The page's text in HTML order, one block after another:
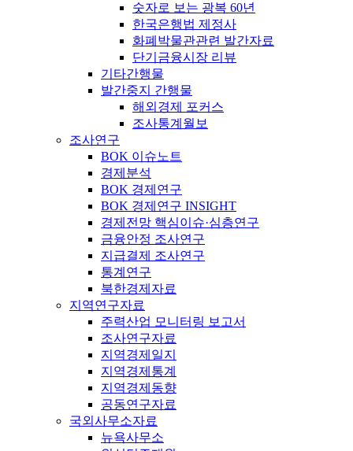
숫자로 보는 광복 60년
한국은행법 제정사
화폐박물관관련 발간자료
단기금융시장 리뷰
기타간행물
발간중지 간행물
해외경제 포커스
조사통계월보
조사연구
BOK 이슈노트
경제분석
BOK 경제연구
BOK 경제연구 INSIGHT
경제전망 핵심이슈·심층연구
금융안정 조사연구
지급결제 조사연구
통계연구
북한경제자료
지역연구자료
주력산업 모니터링 보고서
조사연구자료
지역경제일지
지역경제통계
지역경제동향
공동연구자료
국외사무소자료
뉴욕사무소